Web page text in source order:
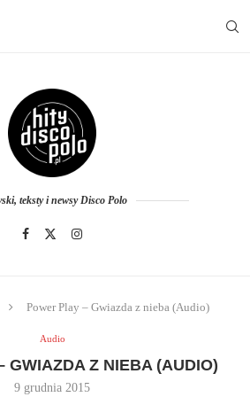
teksty i newsy Disco Polo
Power Play – Gwiazda z nieba (Audio)
Audio
GWIAZDA Z NIEBA (AUDIO)
9 grudnia 2015